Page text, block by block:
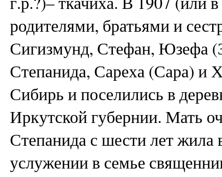
родителями, братьями и
Сигизмунд, Стефан, Юзефа
Степанида, Сареха (Сара) и
Сибирь и поселились в
Иркутской губернии. Мать
Степанида с шести лет
услужении в семье